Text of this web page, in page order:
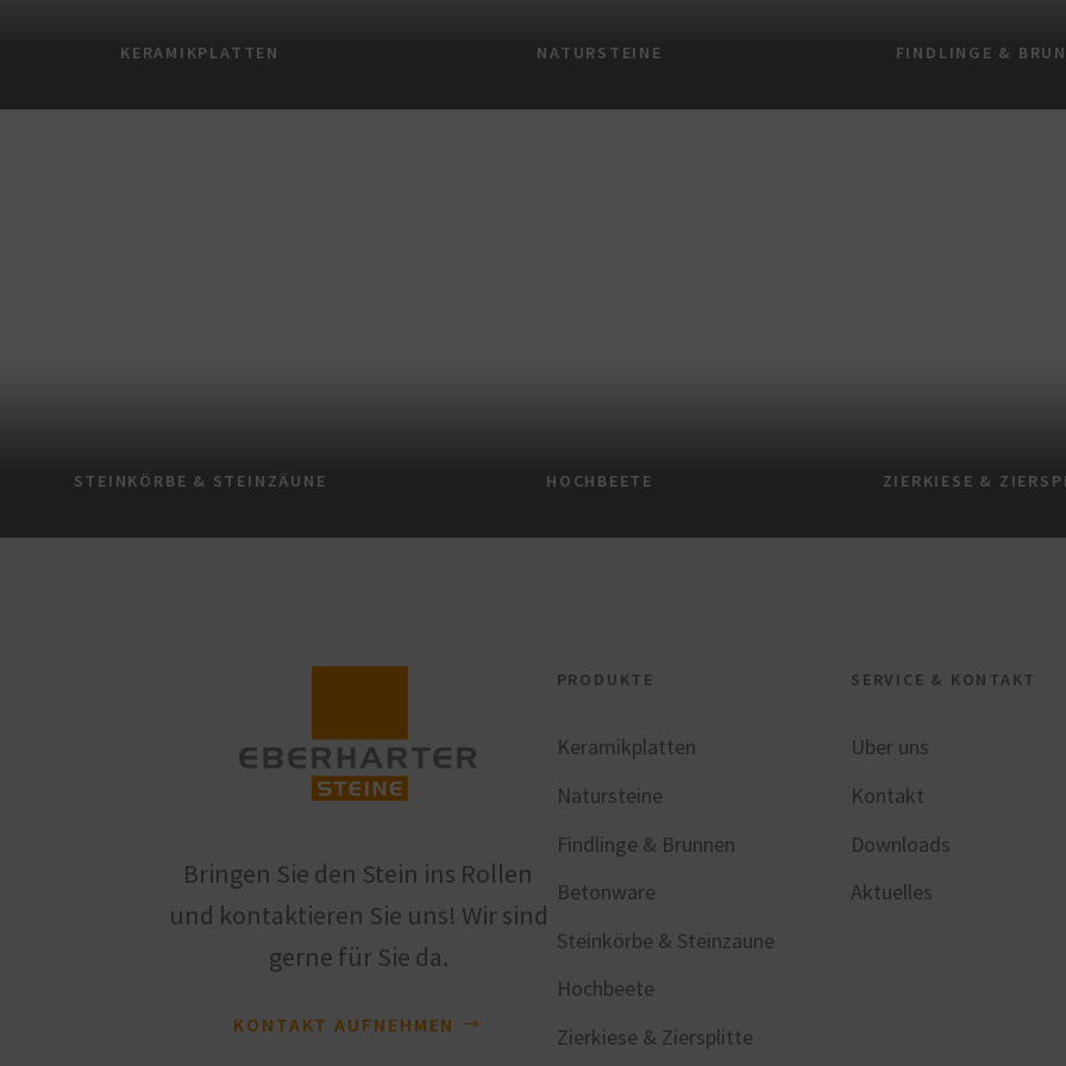
KERAMIKPLATTEN NATURSTEINE FINDLINGE &
STEINKÖRBE & STEINZÄUNE HOCHBEETE ZIERKIESE &
Bringen Sie den Stein ins Rollen
und kontaktieren Sie uns! Wir sind
gerne für Sie da.
KONTAKT AUFNEHMEN
PRODUKTE
Keramikplatten
Natursteine
Findlinge & Brunnen
Betonware
Steinkörbe & Steinzäune
Hochbeete
Zierkiese & Ziersplitte
SERVICE & KONTAKT
Über uns
Kontakt
Downloads
Aktuelles